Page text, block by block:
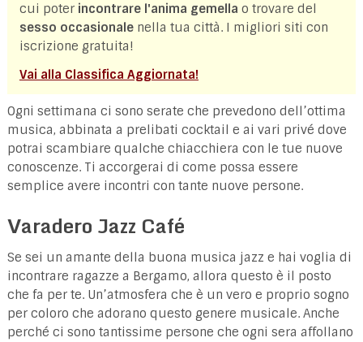
cui poter incontrare l'anima gemella o trovare del
sesso occasionalenella tua città. I migliori siti con
iscrizione gratuita!
Vai alla Classifica Aggiornata!
Ogni settimana ci sono serate che prevedono dell’ottima
musica, abbinata a prelibati cocktail e ai vari privé dove
potrai scambiare qualche chiacchiera con le tue nuove
conoscenze. Ti accorgerai di come possa essere
semplice avere incontri con tante nuove persone.
Varadero Jazz Café
Se sei un amante della buona musica jazz e hai voglia di
incontrare ragazze a Bergamo, allora questo è il posto
che fa per te. Un’atmosfera che è un vero e proprio sogno
per coloro che adorano questo genere musicale. Anche
perché ci sono tantissime persone che ogni sera affollano